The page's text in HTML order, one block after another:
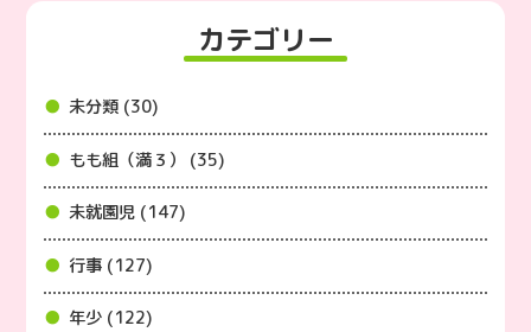
カテゴリー
未分類 (30)
もも組（満３） (35)
未就園児 (147)
行事 (127)
年少 (122)